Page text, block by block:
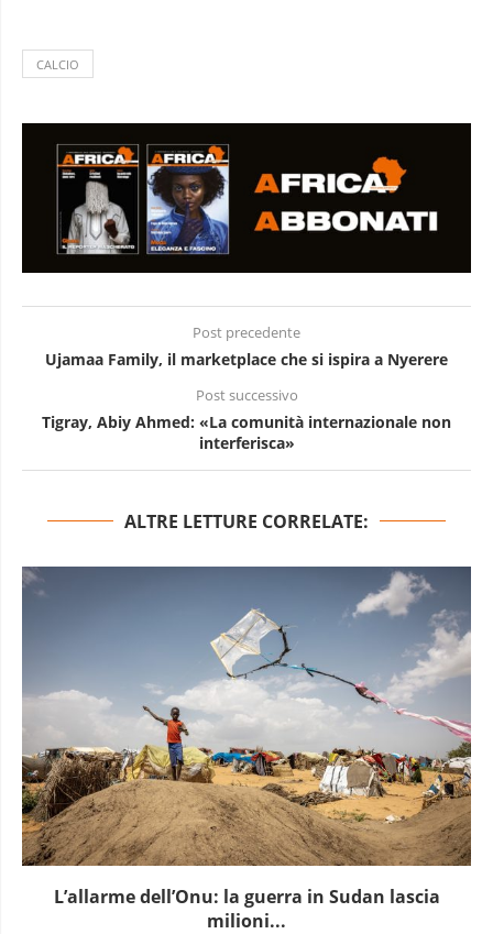
CALCIO
Post precedente
Ujamaa Family, il marketplace che si ispira a Nyerere
Post successivo
Tigray, Abiy Ahmed: «La comunità internazionale non
interferisca»
ALTRE LETTURE CORRELATE:
L’allarme dell’Onu: la guerra in Sudan lascia
milioni...